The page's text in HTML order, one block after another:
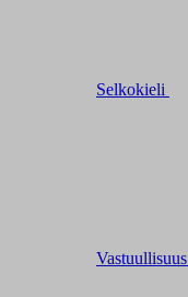
Selkokieli
Vastuullisuus